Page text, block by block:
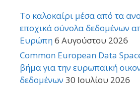
Το καλοκαίρι μέσα από τα
εποχικά σύνολα δεδομένων
Ευρώπη6 Αυγούστου 2026
Common European Data
βήμα για την ευρωπαϊκή
δεδομένων 30 Ιουλίου 2026